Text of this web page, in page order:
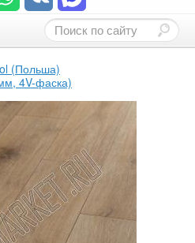
(Польша)
4V-фаска)